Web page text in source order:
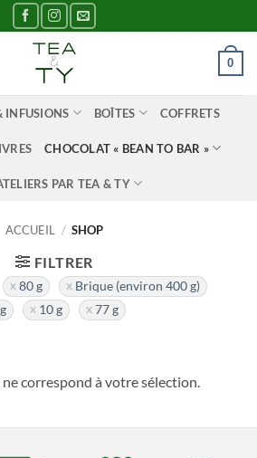
0
INFUSIONS BOÎTES COFFRETS
CHOCOLAT « BEAN TO BAR »
PAR TEA & TY
ACCUEIL / SHOP
FILTRER
80 g
Brique (environ 400 g)
10 g 77 g
correspond à votre sélection.